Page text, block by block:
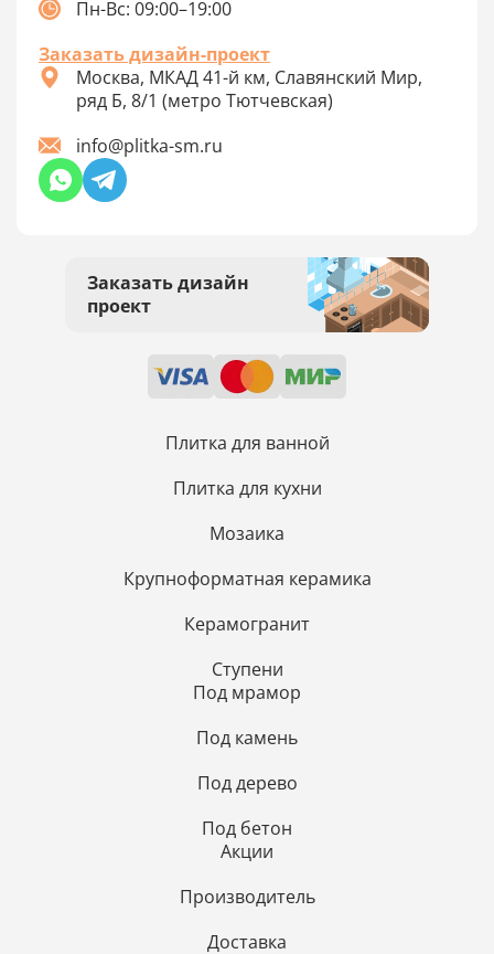
Плитка для ванной
Плитка для кухни
Мозаика
Крупноформатная керамика
Керамогранит
Ступени
Под мрамор
Под камень
Под дерево
Под бетон
Акции
Производитель
Доставка
Заказать дизайн
проект
Пн-Вс: 09:00–19:00
Заказать дизайн-проект
Москва, МКАД 41-й км, Славянский Мир,
ряд Б, 8/1 (метро Тютчевская)
info@plitka-sm.ru